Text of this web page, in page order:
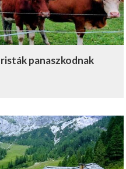
panaszkodnak